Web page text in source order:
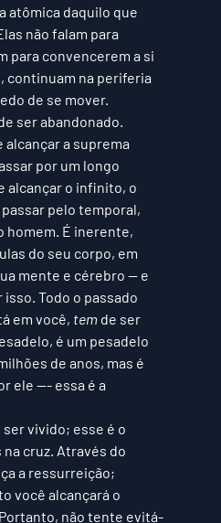
atômica daquilo que
não falam para
para convencerem a si
continuam na periferia
de se mover.
ser abandonado.
a suprema
por um longo
alcançar o infinito, o
pelo temporal,
homem. É inerente,
do seu corpo, em
mente e cérebro — e
Todo o passado
em você, tem de ser
é um pesadelo
de anos, mas é
ele --- essa é a
vivido; esse é o
cruz. Através do
a ressurreição;
você alcançará o
não tente evitá-